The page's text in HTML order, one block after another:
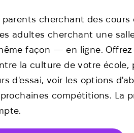
parents cherchant des
adultes cherchant une
façon — en ligne.
la culture de votre école,
d'essai, voir les options
compétitions. La